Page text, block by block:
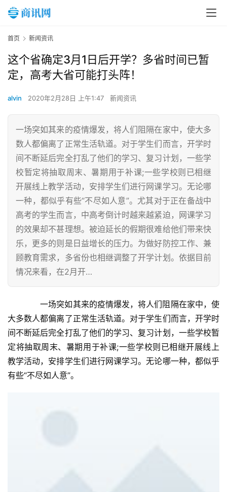
首页 新闻资讯
这个省确定3月1日后开学？多省时间已暂
定，高考大省可能打头阵！
alvin 2020年2月28日 上午1:47 新闻资讯
一场突如其来的疫情爆发，将人们阻隔在家中，使大多
数人都偏离了正常生活轨道。对于学生们而言，开学时
间不断延后完全打乱了他们的学习、复习计划，一些学
校暂定将抽取周末、暑期用于补课;一些学校则已相继
开展线上教学活动，安排学生们进行网课学习。无论哪
一种，都似乎有些“不尽如人意”。尤其对于正在备战中
高考的学生而言，中高考倒计时越来越紧迫，网课学习
的效果却不甚理想。被迫延长的假期很难给他们带来快
乐，更多的则是日益增长的压力。为做好防控工作、兼
顾教育需求，多省份也相继调整了开学计划。依据目前
情况来看，在2月开…
一场突如其来的疫情爆发，将人们阻隔在家中，使
大多数人都偏离了正常生活轨道。对于学生们而言，开学时
间不断延后完全打乱了他们的学习、复习计划，一些学校暂
定将抽取周末、暑期用于补课;一些学校则已相继开展线上
教学活动，安排学生们进行网课学习。无论哪一种，都似乎
有些“不尽如人意”。